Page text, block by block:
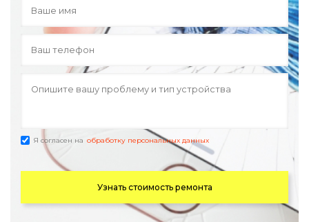
Я согласен на обработку персональных данных
Узнать стоимость ремонта